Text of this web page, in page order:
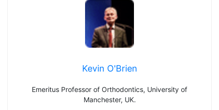
Kevin O'Brien
Emeritus Professor of Orthodontics, University of
Manchester, UK.